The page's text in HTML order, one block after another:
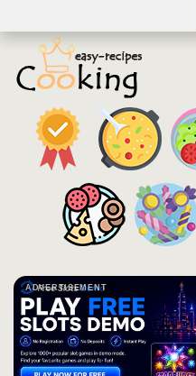
ADVERTISEMENT